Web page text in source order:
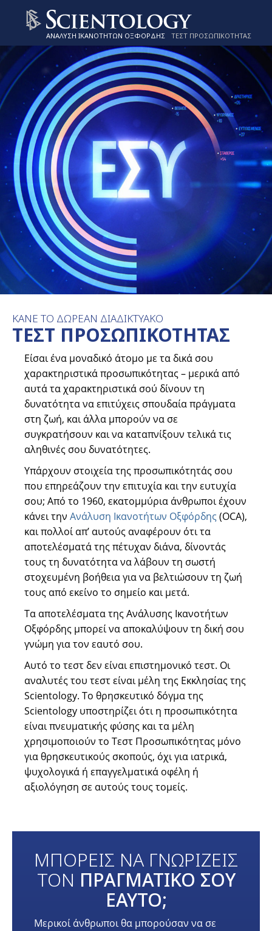
ΑΝΑΛΥΣΗ ΙΚΑΝΟΤΗΤΩΝ ΟΞΦΟΡΔΗΣ ΤΕΣΤ ΠΡΟΣΩΠΙΚΟΤΗΤΑΣ
ΚΑΝΕ ΤΟ ΔΩΡΕΑΝ ΔΙΑΔΙΚΤΥΑΚΟ
ΤΕΣΤ ΠΡΟΣΩΠΙΚΟΤΗΤΑΣ
Είσαι ένα μοναδικό άτομο με τα δικά σου
χαρακτηριστικά προσωπικότητας – μερικά από
αυτά τα χαρακτηριστικά σού δίνουν τη
δυνατότητα να επιτύχεις σπουδαία πράγματα
στη ζωή, και άλλα μπορούν να σε
συγκρατήσουν και να καταπνίξουν τελικά τις
αληθινές σου δυνατότητες.
Υπάρχουν στοιχεία της προσωπικότητάς σου
που επηρεάζουν την επιτυχία και την ευτυχία
σου; Από το 1960, εκατομμύρια άνθρωποι έχουν
κάνει την Ανάλυση Ικανοτήτων Οξφόρδης (OCA),
και πολλοί απ’ αυτούς αναφέρουν ότι τα
αποτελέσματά της πέτυχαν διάνα, δίνοντάς
τους τη δυνατότητα να λάβουν τη σωστή
στοχευμένη βοήθεια για να βελτιώσουν τη ζωή
τους από εκείνο το σημείο και μετά.
Τα αποτελέσματα της Ανάλυσης Ικανοτήτων
Οξφόρδης μπορεί να αποκαλύψουν τη δική σου
γνώμη για τον εαυτό σου.
Αυτό το τεστ δεν είναι επιστημονικό τεστ. Οι
αναλυτές του τεστ είναι μέλη της Εκκλησίας της
Scientology. Το θρησκευτικό δόγμα της
Scientology υποστηρίζει ότι η προσωπικότητα
είναι πνευματικής φύσης και τα μέλη
χρησιμοποιούν το Τεστ Προσωπικότητας μόνο
για θρησκευτικούς σκοπούς, όχι για ιατρικά,
ψυχολογικά ή επαγγελματικά οφέλη ή
αξιολόγηση σε αυτούς τους τομείς.
ΜΠΟΡΕΙΣ ΝΑ ΓΝΩΡΙΖΕΙΣ
ΤΟΝ ΠΡΑΓΜΑΤΙΚΟ ΣΟΥ
ΕΑΥΤΟ;
Μερικοί άνθρωποι θα μπορούσαν να σε